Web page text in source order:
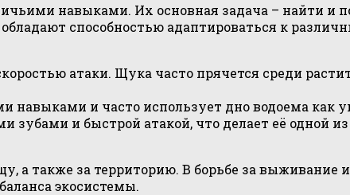
навыками. Их основная задача – найти и
способностью адаптироваться к
атаки. Щука часто прячется среди
и часто использует дно водоема как
и быстрой атакой, что делает её одной
также за территорию. В борьбе за выживание
экосистемы.